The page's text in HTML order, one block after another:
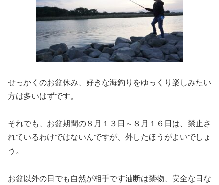
せっかくのお盆休み、好きな海釣りをゆっくり楽しみたい
方は多いはずです。
それでも、お盆期間の８月１３日～８月１６日は、禁止さ
れているわけではないんですが、外したほうがよいでしょ
う。
お盆以外の日でも自然が相手です油断は禁物、安全な日な